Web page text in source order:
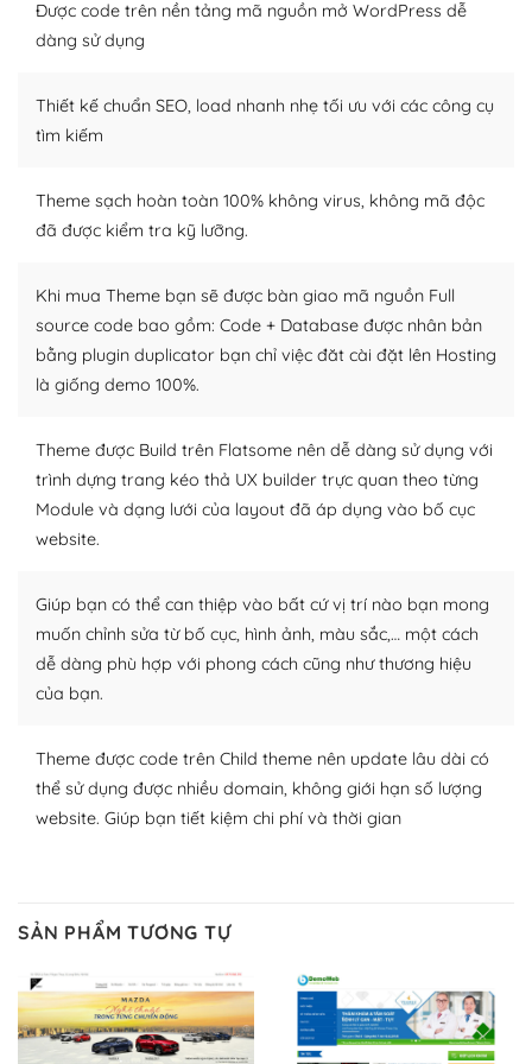
Dễ dàng tùy chỉnh trên WordPress
WordPress là nơi lưu trữ cho một diễn đàn cộng đồng
người cuồng tín WordPress.
Nếu bạn gặp khó khăn, bạn có thể lên mạng và tìm
lời, giải đáp vấn đề của bạn.
Cộng đồng sử dụng WordPress sẵn sàng hỗ trợ bạn
– Đa dạng plugin và themes
Plugin mở rộng là thành phần cài đặt thêm vào
WordPress để tăng thêm các tính năng cần thiết. Có
nhiều plugin trả phí hoặc miễn phí.
Nhờ lượng người dùng đông đảo, thư viện themes và
thích chọn lựa plugin và themes phù hợp cho mục đích
lập website của mình.
WordPress đa dạng plugin và themes
Với mọi Hosting bất kỳ thì WordPress đều có thể dễ
dàng thiết lập vì thực tế nó đã cung cấp khoảng 60%
trang web WordPress của bạn.
Dễ dàng lựa chọn Hosting cho website WordPress
– Bảo mật cực tốt
Được code trên nền tảng mã nguồn mở WordPress dễ
dàng sử dụng
Thiết kế chuẩn SEO, load nhanh nhẹ tối ưu với các công cụ
tìm kiếm
Theme sạch hoàn toàn 100% không virus, không mã độc
đã được kiểm tra kỹ lưỡng.
Khi mua Theme bạn sẽ được bàn giao mã nguồn Full
source code bao gồm: Code + Database được nhân bản
bằng plugin duplicator bạn chỉ việc đăt cài đặt lên Hosting
là giống demo 100%.
Theme được Build trên Flatsome nên dễ dàng sử dụng với
trình dựng trang kéo thả UX builder trực quan theo từng
Module và dạng lưới của layout đã áp dụng vào bố cục
website.
Giúp bạn có thể can thiệp vào bất cứ vị trí nào bạn mong
muốn chỉnh sửa từ bố cục, hình ảnh, màu sắc,… một cách
dễ dàng phù hợp với phong cách cũng như thương hiệu
của bạn.
Theme được code trên Child theme nên update lâu dài có
thể sử dụng được nhiều domain, không giới hạn số lượng
website. Giúp bạn tiết kiệm chi phí và thời gian
SẢN PHẨM TƯƠNG TỰ